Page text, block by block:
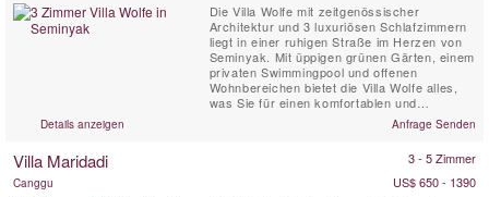
Die Villa Wolfe mit zeitgenössischer
Architektur und 3 luxuriösen Schlafzimmern
liegt in einer ruhigen Straße im Herzen von
Seminyak. Mit üppigen grünen Gärten, einem
privaten Swimmingpool und offenen
Wohnbereichen bietet die Villa Wolfe alles,
was Sie für einen komfortablen und
unvergesslichen Aufenthalt benötigen.
Wunderschön gestaltet von der
dies ein atemberaubender Ort für einen
Kurzurlaub auf Bali. Nur wenige Schritte von
Details anzeigen Anfrage Senden
Villa Maridadi 3 - 5 Zimmer
Canggu
US$ 650 - 1390